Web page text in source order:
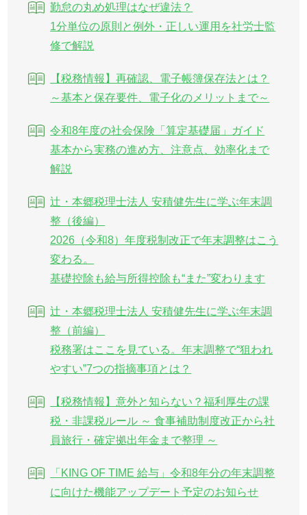
勤怠の丸め処理はなぜ違法？
1分単位の原則と例外・正しい運用を社労士監
修で解説
【税務情報】再確認、電子帳簿保存法とは？
～基本と保存要件、電子化のメリットまで～
令和8年度の社会保険「算定基礎届」ガイド
基本から実務の進め方、注意点、効率化まで
解説
辻・本郷税理士法人 安積健先生に学ぶ年末調
整（後編）
2026（令和8）年度税制改正で年末調整はこう
変わる。
基礎控除も給与所得控除も“また”変わります
辻・本郷税理士法人 安積健先生に学ぶ年末調
整（前編）
税務署はここを見ている。年末調整で“狙われ
やすい”7つの指摘事項とは？
【税務情報】意外と知らない？福利厚生の課
税・非課税ルール ～ 食事補助制度改正から社
員旅行・確定拠出年金まで整理 ～
「KING OF TIME 給与」令和8年分の年末調整
に向けた機能アップデート予定のお知らせ